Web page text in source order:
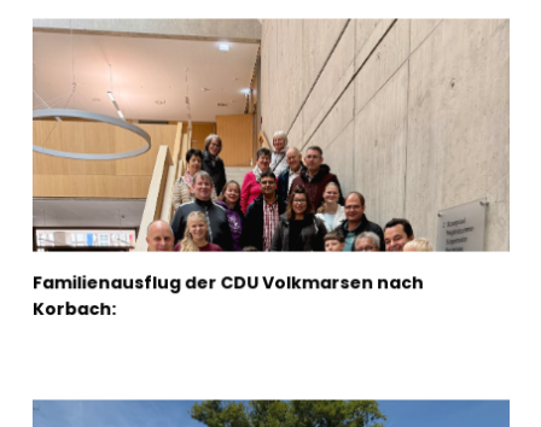
Familienausflug der CDU Volkmarsen nach
Korbach: